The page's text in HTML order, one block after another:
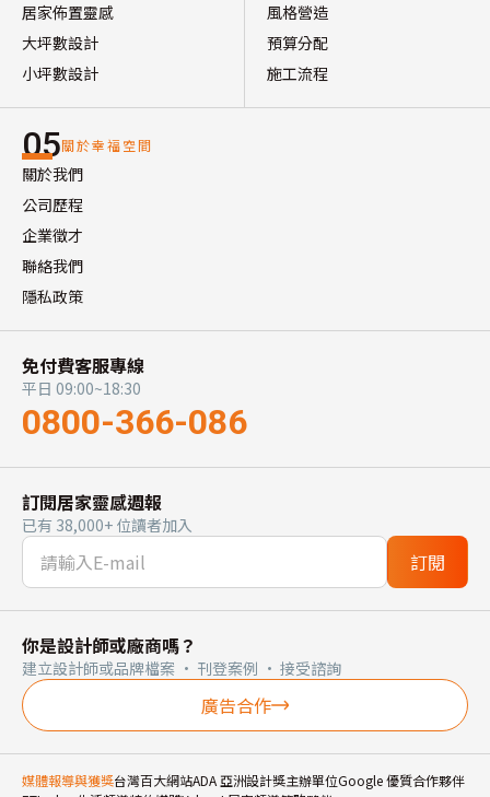
居家佈置靈感
大坪數設計
小坪數設計
風格營造
預算分配
施工流程
05關於幸福空間
關於我們
公司歷程
企業徵才
聯絡我們
隱私政策
免付費客服專線
平日 09:00~18:30
0800-366-086
訂閱居家靈感週報
已有 38,000+ 位讀者加入
訂閱
你是設計師或廠商嗎？
建立設計師或品牌檔案 · 刊登案例 · 接受諮詢
廣告合作
媒體報導與獲獎台灣百大網站ADA 亞洲設計獎主辦單位Google 優質合作夥伴